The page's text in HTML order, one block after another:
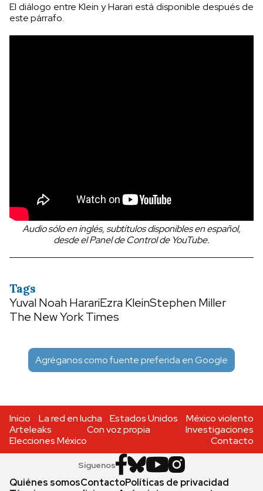
El diálogo entre Klein y Harari está disponible después de
este párrafo.
Audio sólo en inglés, subtítulos disponibles en español,
desde el Panel de Control de YouTube.
Tags
Yuval Noah HarariEzra KleinStephen Miller
The New York Times
Agréganos como fuente preferida en Google
Inicio La red en lucha Estados Unidos
México violento
Arteleaks
Con voz propia
Investigaciones
Elecciones México
Contacto
Síguenos
Quiénes somosContactoPolíticas de privacidad